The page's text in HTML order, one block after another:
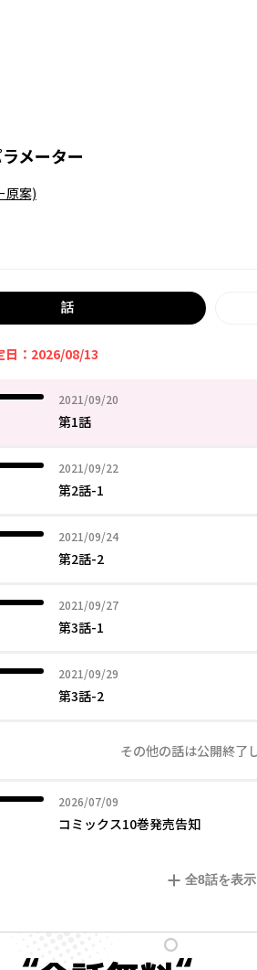
メーター
原案)
話
日：2026/08/13
2021/09/20
2021年09月20日
第1話
2021/09/22
2021年09月22日
第2話-1
2021/09/24
2021年09月24日
第2話-2
2021/09/27
2021年09月27日
第3話-1
2021/09/29
2021年09月29日
第3話-2
その他の話は公開終了
2026/07/09
2026年07月09日
コミックス10巻発売告知
全8話を表示